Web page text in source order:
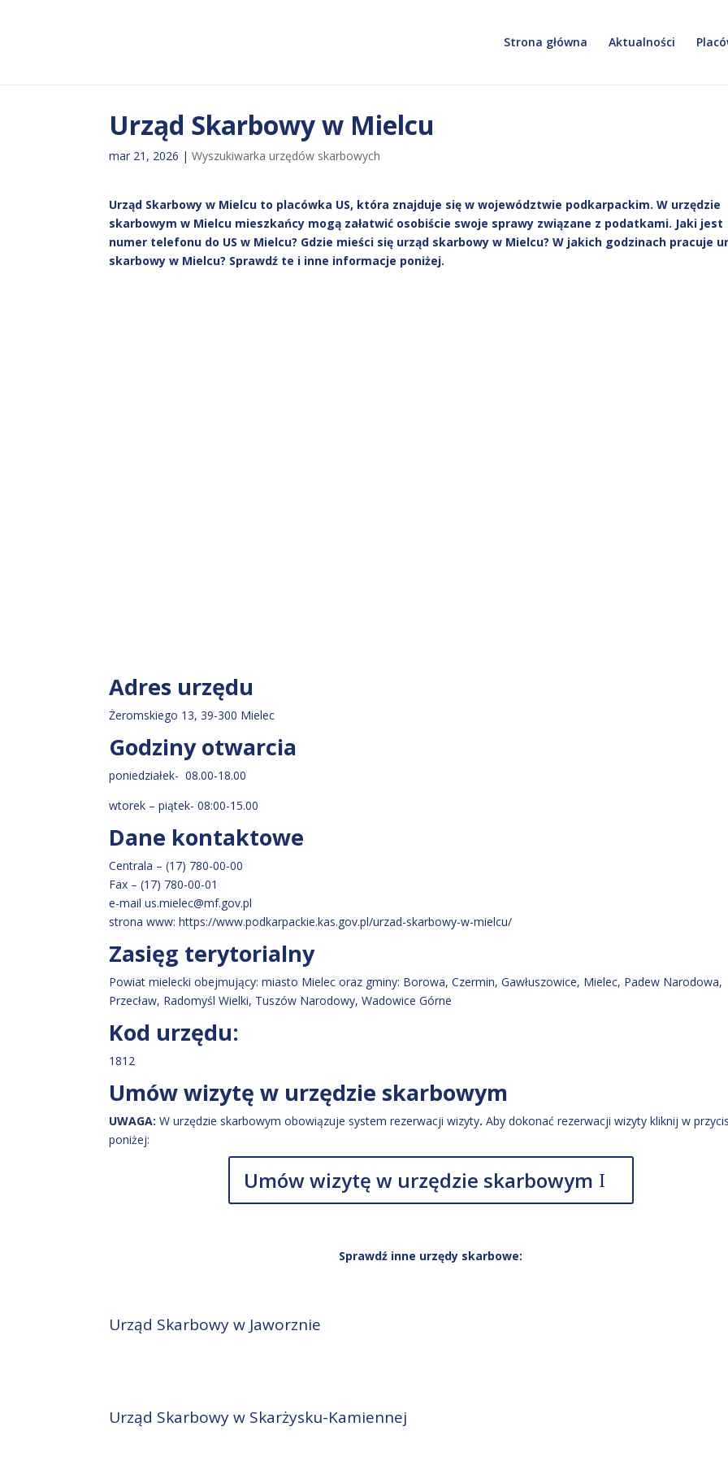
Strona główna Aktualności
Urząd Skarbowy w Mielcu
mar 21, 2026 |Wyszukiwarka urzędów skarbowych
Urząd Skarbowy w Mielcu to placówka US, która znajduje się w województwie podkarpackim. W urzędzie
skarbowym w Mielcu mieszkańcy mogą załatwić osobiście swoje sprawy związane z podatkami. Jaki jest
numer telefonu do US w Mielcu? Gdzie mieści się urząd skarbowy w Mielcu? W jakich godzinach pracuje
skarbowy w Mielcu? Sprawdź te i inne informacje poniżej.
Adres urzędu
Żeromskiego 13, 39-300 Mielec
Godziny otwarcia
poniedziałek- 08.00-18.00
wtorek – piątek- 08:00-15.00
Dane kontaktowe
Centrala – (17) 780-00-00
Fax – (17) 780-00-01
e-mail us.mielec@mf.gov.pl
strona www: https://www.podkarpackie.kas.gov.pl/urzad-skarbowy-w-mielcu/
Zasięg terytorialny
Powiat mielecki obejmujący: miasto Mielec oraz gminy: Borowa, Czermin, Gawłuszowice, Mielec, Padew Narodowa,
Przecław, Radomyśl Wielki, Tuszów Narodowy, Wadowice Górne
Kod urzędu:
1812
Umów wizytę w urzędzie skarbowym
UWAGA:W urzędzie skarbowym obowiązuje system rezerwacji wizyty.Aby dokonać rezerwacji wizyty kliknij w
poniżej:
Umów wizytę w urzędzie skarbowym
Sprawdź inne urzędy skarbowe:
Urząd Skarbowy w Jaworznie
Urząd Skarbowy w Skarżysku-Kamiennej